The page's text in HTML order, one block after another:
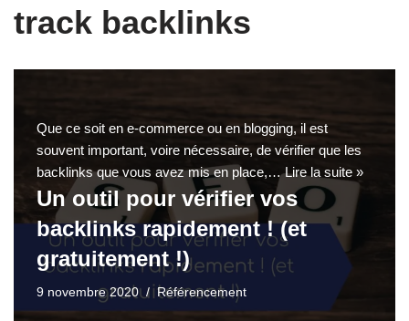
track backlinks
Que ce soit en e-commerce ou en blogging, il est
souvent important, voire nécessaire, de vérifier que les
backlinks que vous avez mis en place,…Lire la suite »
Un outil pour vérifier vos
backlinks rapidement ! (et
gratuitement !)
9 novembre 2020 Référencement